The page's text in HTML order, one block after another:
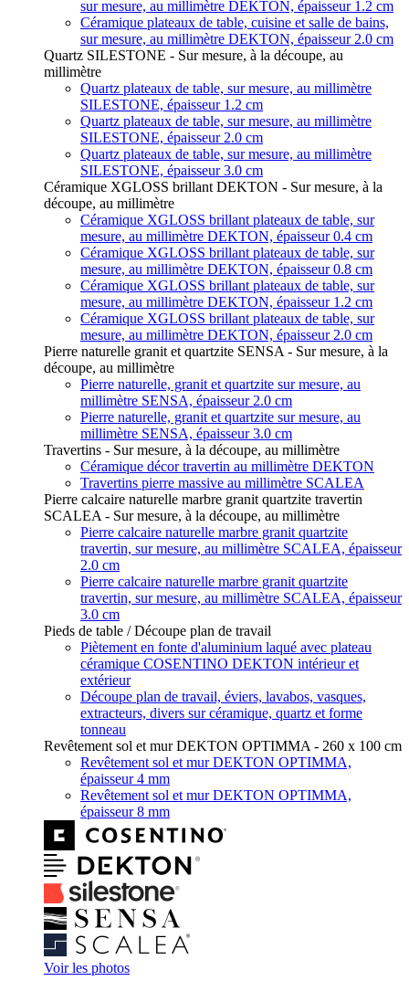
sur mesure, au millimètre DEKTON, épaisseur 1.2 cm
Céramique plateaux de table, cuisine et salle de bains,
sur mesure, au millimètre DEKTON, épaisseur 2.0 cm
Quartz SILESTONE - Sur mesure, à la découpe, au
millimètre
Quartz plateaux de table, sur mesure, au millimètre
SILESTONE, épaisseur 1.2 cm
Quartz plateaux de table, sur mesure, au millimètre
SILESTONE, épaisseur 2.0 cm
Quartz plateaux de table, sur mesure, au millimètre
SILESTONE, épaisseur 3.0 cm
Céramique XGLOSS brillant DEKTON - Sur mesure, à la
découpe, au millimètre
Céramique XGLOSS brillant plateaux de table, sur
mesure, au millimètre DEKTON, épaisseur 0.4 cm
Céramique XGLOSS brillant plateaux de table, sur
mesure, au millimètre DEKTON, épaisseur 0.8 cm
Céramique XGLOSS brillant plateaux de table, sur
mesure, au millimètre DEKTON, épaisseur 1.2 cm
Céramique XGLOSS brillant plateaux de table, sur
mesure, au millimètre DEKTON, épaisseur 2.0 cm
Pierre naturelle granit et quartzite SENSA - Sur mesure, à la
découpe, au millimètre
Pierre naturelle, granit et quartzite sur mesure, au
millimètre SENSA, épaisseur 2.0 cm
Pierre naturelle, granit et quartzite sur mesure, au
millimètre SENSA, épaisseur 3.0 cm
Travertins - Sur mesure, à la découpe, au millimètre
Céramique décor travertin au millimètre DEKTON
Travertins pierre massive au millimètre SCALEA
Pierre calcaire naturelle marbre granit quartzite travertin
SCALEA - Sur mesure, à la découpe, au millimètre
Pierre calcaire naturelle marbre granit quartzite
travertin, sur mesure, au millimètre SCALEA, épaisseur
2.0 cm
Pierre calcaire naturelle marbre granit quartzite
travertin, sur mesure, au millimètre SCALEA, épaisseur
3.0 cm
Pieds de table / Découpe plan de travail
Piètement en fonte d'aluminium laqué avec plateau
céramique COSENTINO DEKTON intérieur et
extérieur
Découpe plan de travail, éviers, lavabos, vasques,
extracteurs, divers sur céramique, quartz et forme
tonneau
Revêtement sol et mur DEKTON OPTIMMA - 260 x 100 cm
Revêtement sol et mur DEKTON OPTIMMA,
épaisseur 4 mm
Revêtement sol et mur DEKTON OPTIMMA,
épaisseur 8 mm
Voir les photos